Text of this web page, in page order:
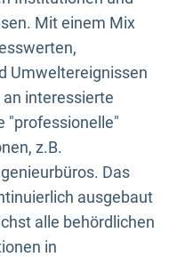
Mit einem Mix
Umweltereignissen
interessierte
"professionelle"
z.B.
Das
ausgebaut
alle behördlichen
in